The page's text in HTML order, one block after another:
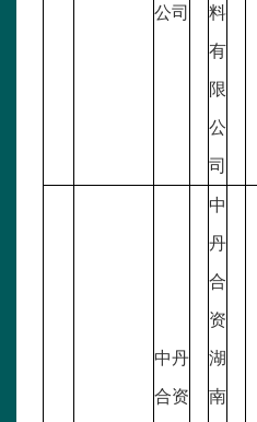
公司
料
有
限
公
司
中丹
合资
中
丹
合
资
湖
南